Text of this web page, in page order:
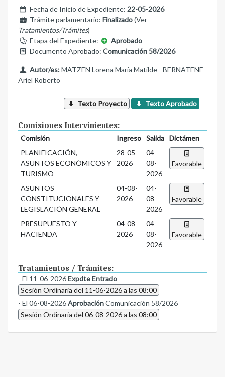
Fecha de Inicio de Expediente: 22-05-2026
Trámite parlamentario: Finalizado(Ver
Tratamientos/Trámites)
Etapa del Expediente:
Aprobado
Documento Aprobado: Comunicación 58/2026
Autor/es:MATZEN Lorena María Matilde - BERNATENE
Ariel Roberto
Texto Proyecto Texto Aprobado
Comisiones Intervinientes:
Comisión Ingreso Salida
Dictámen
PLANIFICACIÓN,
ASUNTOS ECONÓMICOS Y
TURISMO
28-05-
2026
04-
08-
2026
Favorable
ASUNTOS
CONSTITUCIONALES Y
LEGISLACIÓN GENERAL
04-08-
2026
04-
08-
2026
Favorable
PRESUPUESTO Y
HACIENDA
04-08-
2026
04-
08-
2026
Favorable
Tratamientos / Trámites:
- El 11-06-2026Expdte Entrado
Sesión Ordinaria del 11-06-2026 a las 08:00
- El 06-08-2026AprobaciónComunicación 58/2026
Sesión Ordinaria del 06-08-2026 a las 08:00